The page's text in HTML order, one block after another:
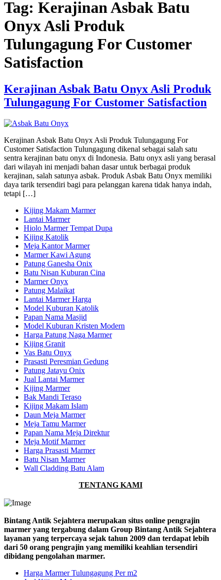
Tag: Kerajinan Asbak Batu
Onyx Asli Produk
Tulungagung For Customer
Satisfaction
Kerajinan Asbak Batu Onyx Asli Produk
Tulungagung For Customer Satisfaction
Kerajinan Asbak Batu Onyx Asli Produk Tulungagung For
Customer Satisfaction Tulungagung dikenal sebagai salah satu
sentra kerajinan batu onyx di Indonesia. Batu onyx asli yang berasal
dari wilayah ini menjadi bahan dasar untuk berbagai produk
kerajinan, salah satunya asbak. Produk Asbak Batu Onyx memiliki
daya tarik tersendiri bagi para pelanggan karena tidak hanya indah,
tetapi […]
Kijing Makam Marmer
Lantai Marmer
Hiolo Marmer Tempat Dupa
Kijing Katolik
Meja Kantor Marmer
Marmer Kawi Agung
Patung Ganesha Onix
Batu Nisan Kuburan Cina
Marmer Onyx
Patung Malaikat
Lantai Marmer Harga
Model Kuburan Katolik
Papan Nama Masjid
Model Kuburan Kristen Modern
Harga Patung Naga Marmer
Kijing Granit
Vas Batu Onyx
Prasasti Peresmian Gedung
Patung Jatayu Onix
Jual Lantai Marmer
Kijing Marmer
Bak Mandi Teraso
Kijing Makam Islam
Daun Meja Marmer
Meja Tamu Marmer
Papan Nama Meja Direktur
Meja Motif Marmer
Harga Prasasti Marmer
Batu Nisan Marmer
Wall Cladding Batu Alam
TENTANG KAMI
Bintang Antik Sejahtera merupakan situs online pengrajin
marmer yang tergabung dalam Group Bintang Antik Sejahtera
layanan yang terpercaya sejak tahun 2009 dan terdapat lebih
dari 50 orang pengrajin yang memiliki keahlian tersendiri
dibidang pengolahan marmer.
Harga Marmer Tulungagung Per m2